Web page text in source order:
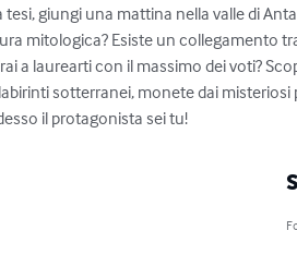
giungi una mattina nella valle di
mitologica? Esiste un collegamento
a laurearti con il massimo dei voti?
sotterranei, monete dai
il protagonista sei tu!